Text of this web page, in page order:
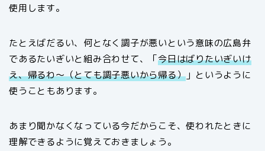
使用します。
たとえばだるい、何となく調子が悪いという意味の広島弁
であるたいぎいと組み合わせて、「今日はばりたいぎいけ
え、帰るわ～（とても調子悪いから帰る） 」というように
使うこともあります。
あまり聞かなくなっている今だからこそ、使われたときに
理解できるように覚えておきましょう。